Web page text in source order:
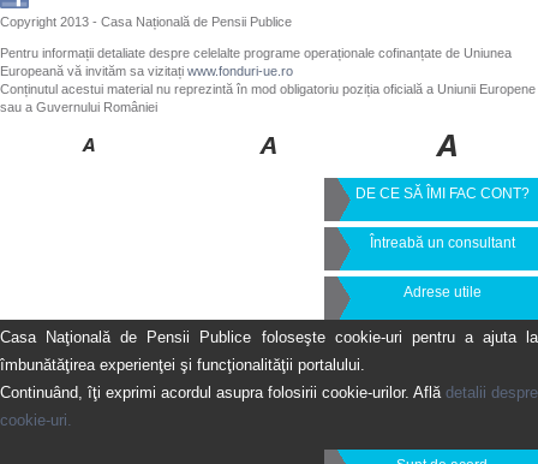
Copyright 2013 - Casa Națională de Pensii Publice
Pentru informații detaliate despre celelalte programe operaționale cofinanțate de Uniunea
Europeană vă invităm sa vizitați www.fonduri-ue.ro
Conținutul acestui material nu reprezintă în mod obligatoriu poziția oficială a Uniunii Europene
sau a Guvernului României
DE CE SĂ ÎMI FAC CONT?
Întreabă un consultant
Adrese utile
Casa Naţională de Pensii Publice foloseşte cookie-uri pentru a ajuta la
îmbunătăţirea experienţei şi funcţionalităţii portalului.
Continuând, îţi exprimi acordul asupra folosirii cookie-urilor. Află detalii despre
cookie-uri.